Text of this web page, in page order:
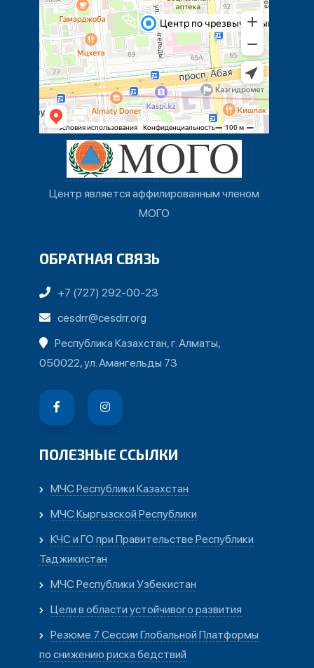
Центр является аффилированным членом
МОГО
ОБРАТНАЯ СВЯЗЬ
+7 (727) 292-00-23
cesdrr@cesdrr.org
Республика Казахстан, г. Алматы,
050022, ул. Амангельды 73
ПОЛЕЗНЫЕ ССЫЛКИ
МЧС Республики Казахстан
МЧС Кыргызской Республики
КЧС и ГО при Правительстве Республики
Таджикистан
МЧС Республики Узбекистан
Цели в области устойчивого развития
Резюме 7 Сессии Глобальной Платформы
по снижению риска бедствий